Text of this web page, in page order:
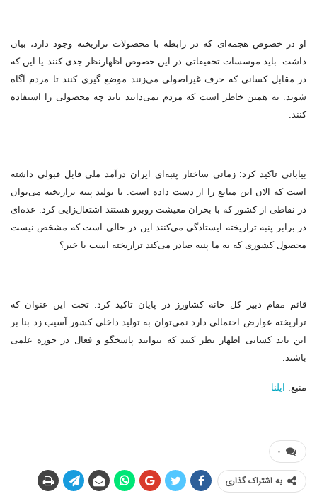
او در خصوص هجمه‌ای که در رابطه با محصولات تراریخته وجود دارد، بیان
داشت: باید موسسات تحقیقاتی در این خصوص اظهارنظر جدی کنند یا این که
در مقابل کسانی که حرف غیراصولی می‌زنند موضع گیری کنند تا مردم آگاه
شوند. به همین خاطر است که مردم نمی‌دانند باید چه محصولی را استفاده
کنند.
بیابانی تاکید کرد: زمانی ساختار پنبه‌ای ایران درآمد ملی قابل قبولی داشته
است که الان این منابع را از دست داده است. با تولید پنبه تراریخته می‌توان
در نقاطی از کشور که با بحران معیشت روبرو هستند اشتغال‌زایی کرد. عده‌ای
در برابر پنبه تراریخته ایستادگی می‌کنند این در حالی است که مشخص نیست
محصول کشوری که به ما پنبه صادر می‌کند تراریخته است یا خیر؟
قائم مقام دبیر کل خانه کشاورز در پایان تاکید کرد: تحت این عنوان که
تراریخته عوارض احتمالی دارد نمی‌توان به تولید داخلی کشور آسیب زد بنا بر
این باید کسانی اظهار نظر کنند که بتوانند پاسخگو و فعال در حوزه علمی
باشند.
منبع: ایلنا
۰
به اشتراک گذاری